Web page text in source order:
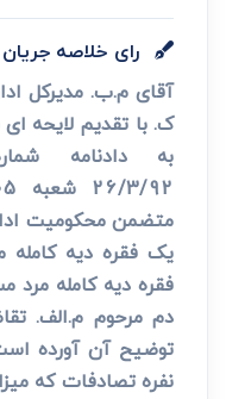
رای خلاصه جریان
آقای م.ب. مدیرکل
ک. با تقدیم لایحه
متضمن محکومیت
یک فقره دیه
فقره دیه کامله مرد
دم مرحوم م.الف.
توضیح آن آورده
نفره تصادفات که